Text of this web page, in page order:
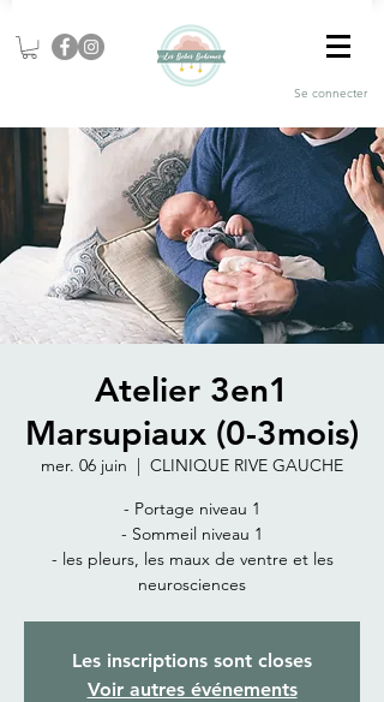
Se connecter
Atelier 3en1
Marsupiaux (0-3mois)
mer. 06 juin
  |
CLINIQUE RIVE GAUCHE
- Portage niveau 1
- Sommeil niveau 1
- les pleurs, les maux de ventre et les
neurosciences
Les inscriptions sont closes
Voir autres événements